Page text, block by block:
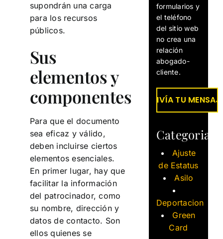
supondrán una carga
para los recursos
públicos.
Sus
elementos y
componentes
Para que el documento
sea eficaz y válido,
deben incluirse ciertos
elementos esenciales.
En primer lugar, hay que
facilitar la información
del patrocinador, como
su nombre, dirección y
datos de contacto. Son
ellos quienes se
formularios y
el teléfono
del sitio web
no crea una
relación
abogado-
cliente.
Categorias
Ajuste
de Estatus
Asilo
Deportacion
Green
Card